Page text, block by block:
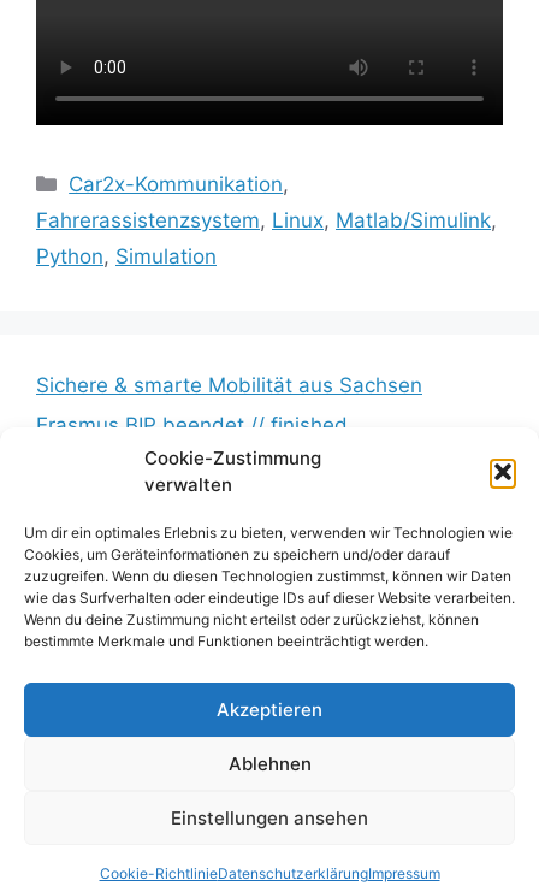
Cookie-Zustimmung
verwalten
Um dir ein optimales Erlebnis zu bieten, verwenden wir Technologien wie
Cookies, um Geräteinformationen zu speichern und/oder darauf
zuzugreifen. Wenn du diesen Technologien zustimmst, können wir Daten
wie das Surfverhalten oder eindeutige IDs auf dieser Website verarbeiten.
Wenn du deine Zustimmung nicht erteilst oder zurückziehst, können
bestimmte Merkmale und Funktionen beeinträchtigt werden.
Akzeptieren
Ablehnen
Einstellungen ansehen
Cookie-RichtlinieDatenschutzerklärungImpressum
Kategorien
Car2x-Kommunikation,
Fahrerassistenzsystem, Linux, Matlab/Simulink,
Python, Simulation
Sichere & smarte Mobilität aus Sachsen
Erasmus BIP beendet // finished
Messkampagne erfolgreich beendet //
Measurement campaign successfully completed
BumbleB – Großer Andrang // Huge turnout
Zwischenbericht veröffentlicht // Interim report
published
© 2026 Mechlab• Erstellt mitGeneratePress